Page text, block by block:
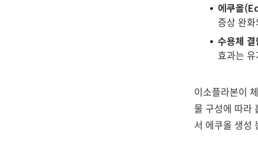
에쿠올
증상 완
수용체
효과는
이소플라본이
물 구성에 따라
서 에쿠올 생성